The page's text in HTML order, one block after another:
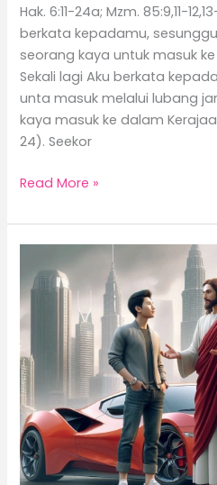
Hak. 6:11-24a; Mzm. 85:9,11-
berkata kepadamu,
seorang kaya untuk masuk
Sekali lagi Aku berkata
unta masuk melalui lubang
kaya masuk ke dalam
24). Seekor
Read More »
Dewasa
dan
Lepas
Bebas